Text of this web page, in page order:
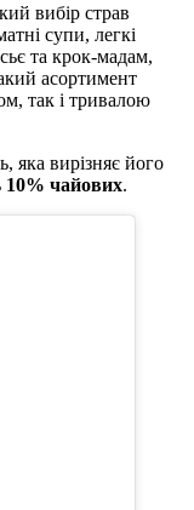
вибір страв
супи, легкі
та крок-мадам,
асортимент
так і тривалою
яка вирізняє його
10% чайових.